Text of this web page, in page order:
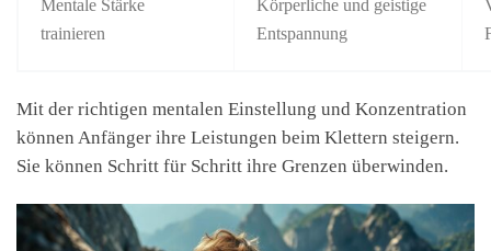
Mentale Stärke
trainieren
Körperliche und geistige
Entspannung
Mit der richtigen mentalen Einstellung und Konzentration
können Anfänger ihre Leistungen beim Klettern steigern.
Sie können Schritt für Schritt ihre Grenzen überwinden.